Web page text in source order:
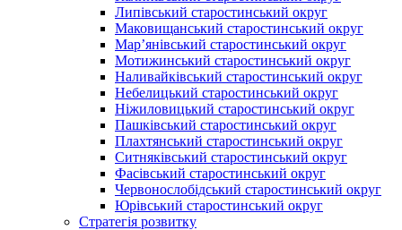
Липівський старостинський округ
Маковищанський старостинський округ
Мар’янівський старостинський округ
Мотижинський старостинський округ
Наливайківський старостинський округ
Небелицький старостинський округ
Ніжиловицький старостинський округ
Пашківський старостинський округ
Плахтянський старостинський округ
Ситняківський старостинський округ
Фасівський старостинський округ
Червонослобідський старостинський округ
Юрівський старостинський округ
Стратегія розвитку